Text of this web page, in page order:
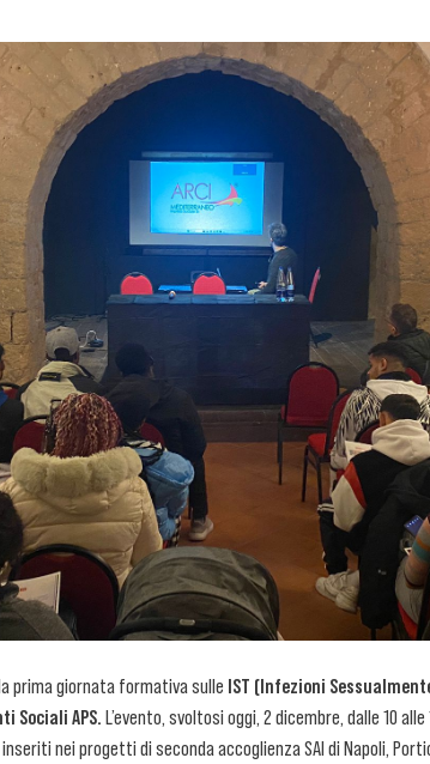
prima giornata formativa sulle IST (Infezioni
Sociali APS. L’evento, svoltosi oggi, 2 dicembre, dalle 10
nei progetti di seconda accoglienza SAI di Napoli,